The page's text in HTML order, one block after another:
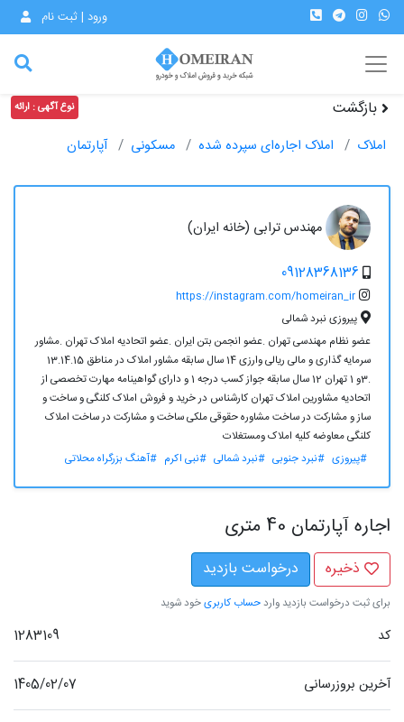
ورود | ثبت نام
بازگشت نوع آگهی : ارائه
املاک املاک اجاره‌ای سپرده شده مسکونی آپارتمان
مهندس ترابی (خانه ایران)
09128368136
https://instagram.com/homeiran_ir
پیروزی نبرد شمالی
عضو نظام مهندسی تهران .عضو انجمن بتن ایران .عضو اتحادیه املاک تهران .مشاور
سرمایه گذاری و مالی ریالی وارزی 14 سال سابقه مشاور املاک در مناطق 13.14.15
.3و 1 تهران 12 سال سابقه جواز کسب درجه 1 و دارای گواهینامه مهارت تخصصی از
اتحادیه مشاورین املاک تهران کارشناس در خرید و فروش املاک کلنگی و ساخت و
ساز و مشارکت در ساخت مشاوره حقوقی ملکی ساخت و مشارکت در ساخت املاک
کلنگی معاوضه کلیه املاک ومستغلات
#پیروزی #نبرد جنوبی #نبرد شمالی #نبی اکرم #آهنگ بزرگراه محلاتی
اجاره آپارتمان 40 متری
ذخیره درخواست بازدید
برای ثبت درخواست بازدید واردحساب کاربریخود شوید
کد 1283109
آخرین بروزرسانی 1405/02/07